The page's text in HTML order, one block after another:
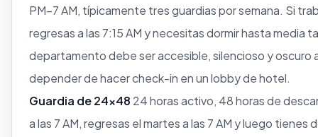
PM–7 AM, típicamente tres guardias por semana. Si
regresas a las 7:15 AM y necesitas dormir hasta media
departamento debe ser accesible, silencioso y oscuro
depender de hacer check-in en un lobby de hotel.
Guardia de 24x48 24 horas activo, 48 horas de
a las 7 AM, regresas el martes a las 7 AM y luego tienes